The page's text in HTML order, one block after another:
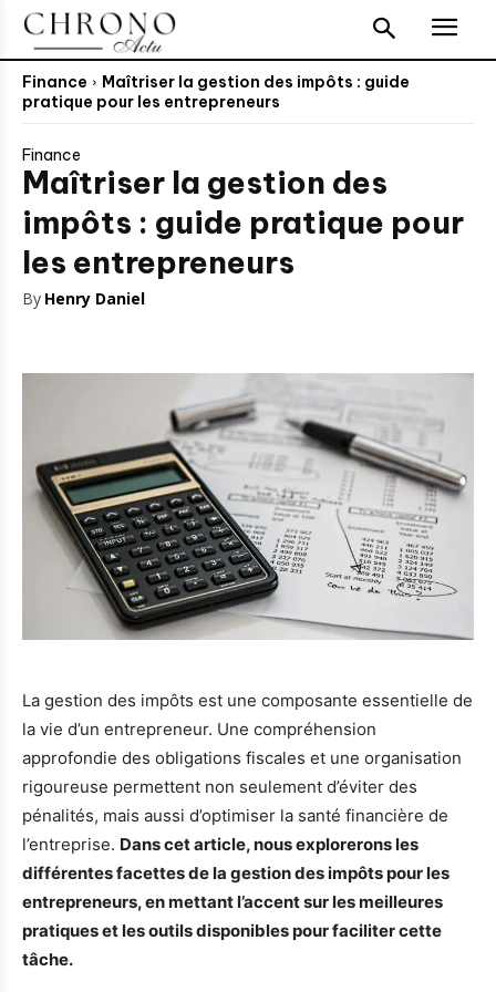
Finance
Maîtriser la gestion des impôts : guide
pratique pour les entrepreneurs
Finance
Maîtriser la gestion des
impôts : guide pratique pour
les entrepreneurs
By Henry Daniel
La gestion des impôts est une composante essentielle de
la vie d’un entrepreneur. Une compréhension
approfondie des obligations fiscales et une organisation
rigoureuse permettent non seulement d’éviter des
pénalités, mais aussi d’optimiser la santé financière de
l’entreprise. Dans cet article, nous explorerons les
différentes facettes de la gestion des impôts pour les
entrepreneurs, en mettant l’accent sur les meilleures
pratiques et les outils disponibles pour faciliter cette
tâche.